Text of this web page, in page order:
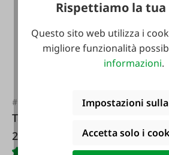
#FA117
Tanica metallica da
20 litri
Rispettiamo la
Questo sito web utilizza i
migliore funzionalità
informazioni.
Impostazioni sulla
Accetta solo i